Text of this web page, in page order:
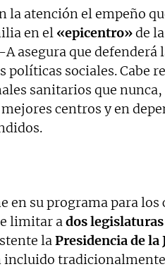
la atención el empeño
en el «epicentro»de
A asegura que defenderá
políticas sociales. Cabe
sanitarios que
centros y en
en su programa para
limitar ados legislaturas
laPresidencia de la
incluido